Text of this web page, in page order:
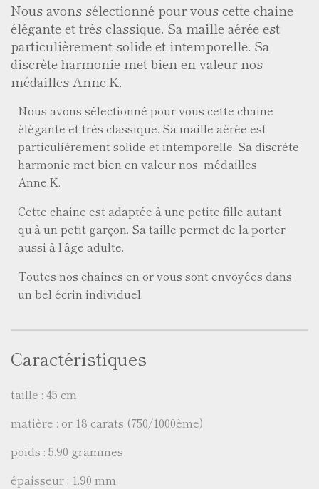
Nous avons sélectionné pour vous cette chaine
élégante et très classique. Sa maille aérée est
particulièrement solide et intemporelle. Sa
discrète harmonie met bien en valeur nos
médailles Anne.K.
Nous avons sélectionné pour vous cette chaine
élégante et très classique. Sa maille aérée est
particulièrement solide et intemporelle. Sa discrète
harmonie met bien en valeur nos médailles
Anne.K.
Cette chaine est adaptée à une petite fille autant
qu’à un petit garçon. Sa taille permet de la porter
aussi à l’âge adulte.
Toutes nos chaines en or vous sont envoyées dans
un bel écrin individuel.
Caractéristiques
taille : 45 cm
matière : or 18 carats (750/1000ème)
poids : 5.90 grammes
épaisseur : 1.90 mm